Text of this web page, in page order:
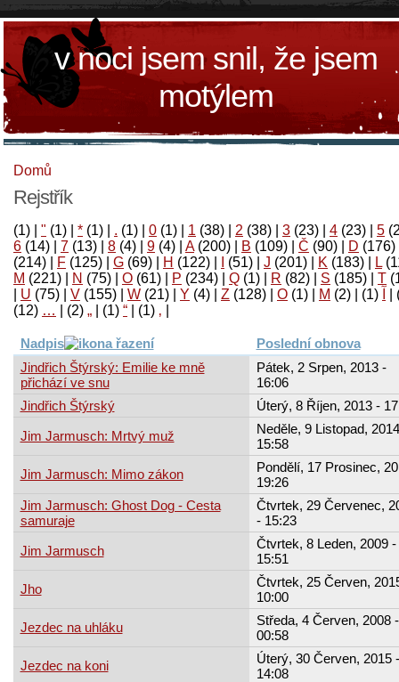
v noci jsem snil, že jsem
motýlem
Domů
Rejstřík
(1) " (1) * (1) . (1) 0 (1) 1 (38) 2 (38) 3 (23) 4 (23) 5
6 (14) 7 (13) 8 (4) 9 (4) A(200) B (109) Č (90) D (176)
(214)
F (125) G (69) H (122) (51) J (201) K (183) L
M (221) N (75) O (61) P (234) Q (1) R (82) S (185) T
U (75) V (155) W (21) Y (4) Z (128) Ο (1) М (2)
(1)
‚
(1)
“
(1)
„
(2)
…
(12)
Nadpis
Poslední obnova
Jindřich Štýrský: Emilie ke mně
přichází ve snu
Pátek, 2 Srpen, 2013 -
16:06
Jindřich Štýrský
Úterý, 8 Říjen, 2013 -
Jim Jarmusch: Mrtvý muž
Neděle, 9 Listopad,
15:58
Jim Jarmusch: Mimo zákon
Pondělí, 17 Prosinec,
19:26
Jim Jarmusch: Ghost Dog - Cesta
samuraje
Čtvrtek, 29 Červenec,
- 15:23
Jim Jarmusch
Čtvrtek, 8 Leden, 2009 -
15:51
Jho
Čtvrtek, 25 Červen,
10:00
Jezdec na uhláku
Středa, 4 Červen, 2008 -
00:58
Jezdec na koni
Úterý, 30 Červen, 2015 -
14:08